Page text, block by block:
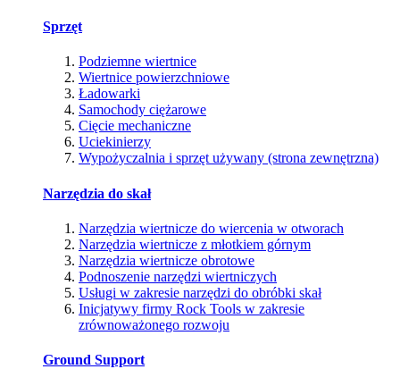
Sprzęt
Podziemne wiertnice
Wiertnice powierzchniowe
Ładowarki
Samochody ciężarowe
Cięcie mechaniczne
Uciekinierzy
Wypożyczalnia i sprzęt używany (strona zewnętrzna)
Narzędzia do skał
Narzędzia wiertnicze do wiercenia w otworach
Narzędzia wiertnicze z młotkiem górnym
Narzędzia wiertnicze obrotowe
Podnoszenie narzędzi wiertniczych
Usługi w zakresie narzędzi do obróbki skał
Inicjatywy firmy Rock Tools w zakresie
zrównoważonego rozwoju
Ground Support